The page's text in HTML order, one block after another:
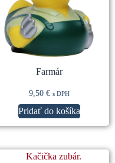
Farmár
9,50 € s DPH
Pridať do košíka